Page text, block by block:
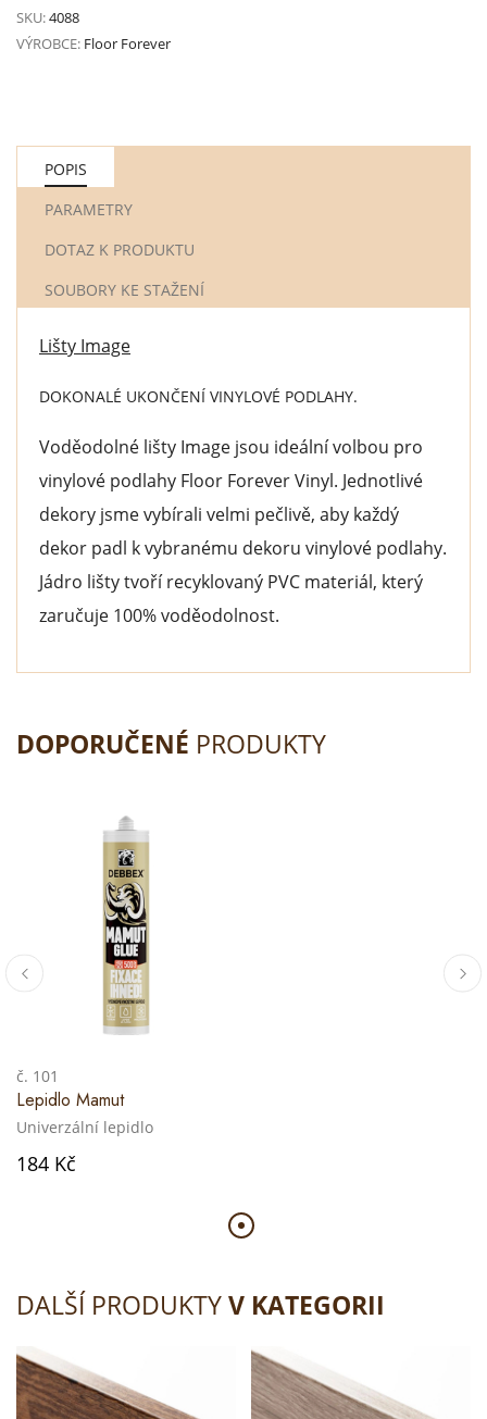
SKU:4088
VÝROBCE: Floor Forever
POPIS
PARAMETRY
DOTAZ K PRODUKTU
SOUBORY KE STAŽENÍ
Lišty Image
DOKONALÉ UKONČENÍ VINYLOVÉ PODLAHY.
Voděodolné lišty Image jsou ideální volbou pro
vinylové podlahy Floor Forever Vinyl. Jednotlivé
dekory jsme vybírali velmi pečlivě, aby každý
dekor padl k vybranému dekoru vinylové podlahy.
Jádro lišty tvoří recyklovaný PVC materiál, který
zaručuje 100% voděodolnost.
DOPORUČENÉ PRODUKTY
č. 101
Lepidlo Mamut
Univerzální lepidlo
184 Kč
DALŠÍ PRODUKTYV KATEGORII